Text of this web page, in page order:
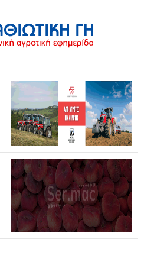
σε Κοζάνη και Φλώρινα: Η